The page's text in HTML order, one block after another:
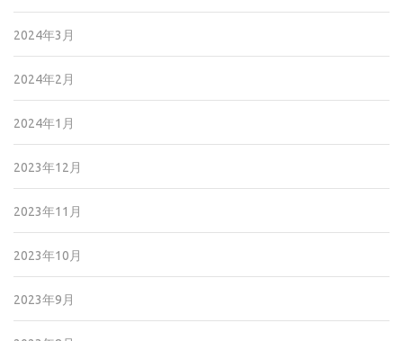
2024年3月
2024年2月
2024年1月
2023年12月
2023年11月
2023年10月
2023年9月